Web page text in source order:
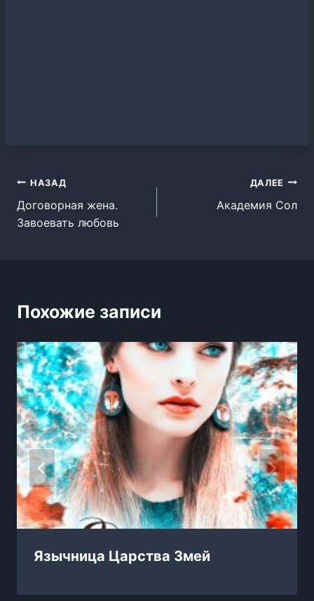
Навигация
по
НАЗАД
Договорная жена.
Завоевать любовь
ДАЛЕЕ
Академия Сол
Похожие записи
Язычница Царства Змей